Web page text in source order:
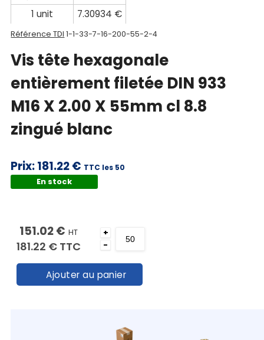
1 unit
7.30934 €
Référence TDI 1-1-33-7-16-200-55-2-4
Vis tête hexagonale
entièrement filetée DIN 933
M16 X 2.00 X 55mm cl 8.8
zingué blanc
Prix:181.22 € TTC les 50
En stock
151.02 € HT
181.22 € TTC
+
-
Ajouter au panier